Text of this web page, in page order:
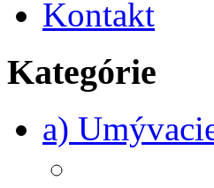
Kontakt
Kategórie
a)